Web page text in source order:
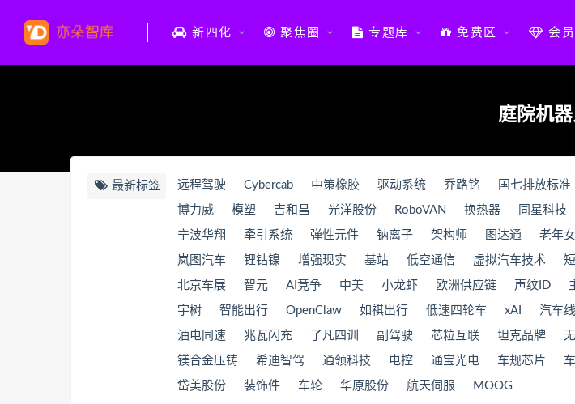
新四化 聚焦圈 专题库 免费区 会
庭院机
最新标签 远程驾驶 Cybercab 中策橡胶 驱动系统 乔路铭 国七排放标准
博力威 模塑 吉和昌 光洋股份 RoboVAN 换热器 同星科技
宁波华翔 牵引系统 弹性元件 钠离子 架构师 图达通 老年
岚图汽车 锂钴镍 增强现实 基站 低空通信 虚拟汽车技术
北京车展 智元 AI竞争 中美 小龙虾 欧洲供应链 声纹ID
宇树 智能出行 OpenClaw 如祺出行 低速四轮车 xAI 汽车
油电同速 兆瓦闪充 了凡四训 副驾驶 芯粒互联 坦克品牌
镁合金压铸 希迪智驾 通领科技 电控 通宝光电 车规芯片
岱美股份 装饰件 车轮 华原股份 航天伺服 MOOG